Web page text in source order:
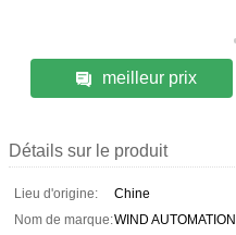
meilleur prix
Détails sur le produit
Lieu d'origine:
Chine
Nom de marque:WIND AUTOMATION